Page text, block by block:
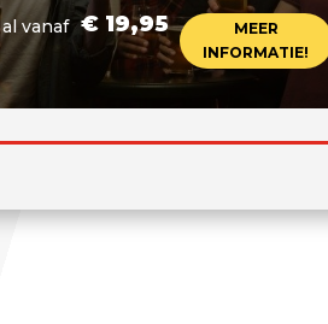
al vanaf € 19,95
MEER
INFORMATIE!